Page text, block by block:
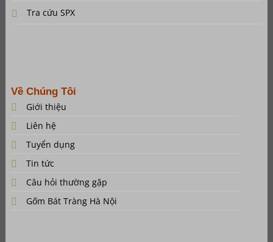
Tra cứu SPX
Về Chúng Tôi
Giới thiệu
Liên hệ
Tuyển dụng
Tin tức
Câu hỏi thường gặp
Gốm Bát Tràng Hà Nội